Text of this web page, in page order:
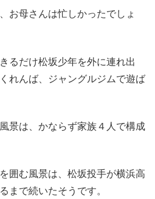
お母さんは忙しかったでしょ
るだけ松坂少年を外に連れ出
れんば、ジャングルジムで遊ば
景は、かならず家族４人で構成
囲む風景は、松坂投手が横浜高
まで続いたそうです。